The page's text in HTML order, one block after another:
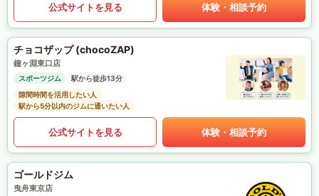
公式サイトを見る 体験・相談予約
チョコザップ (chocoZAP)
鐘ヶ淵東口店
スポーツジム
駅から徒歩13分
隙間時間を活用したい人
駅から5分以内のジムに通いたい人
公式サイトを見る 体験・相談予約
ゴールドジム
曳舟東京店